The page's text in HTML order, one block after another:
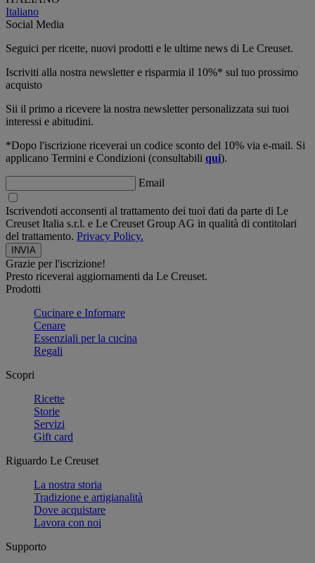
Italiano
Social Media
Seguici per ricette, nuovi prodotti e le ultime news di Le Creuset.
Iscriviti alla nostra newsletter e risparmia il 10%* sul tuo prossimo
acquisto
Sii il primo a ricevere la nostra newsletter personalizzata sui tuoi
interessi e abitudini.
*Dopo l'iscrizione riceverai un codice sconto del 10% via e-mail. Si
applicano Termini e Condizioni (consultabili qui).
Email
Iscrivendoti acconsenti al trattamento dei tuoi dati da parte di Le
Creuset Italia s.r.l. e Le Creuset Group AG in qualità di contitolari
del trattamento. Privacy Policy.
Grazie per l'iscrizione!
Presto riceverai aggiornamenti da Le Creuset.
Prodotti
Cucinare e Infornare
Cenare
Essenziali per la cucina
Regali
Scopri
Ricette
Storie
Servizi
Gift card
Riguardo Le Creuset
La nostra storia
Tradizione e artigianalità
Dove acquistare
Lavora con noi
Supporto